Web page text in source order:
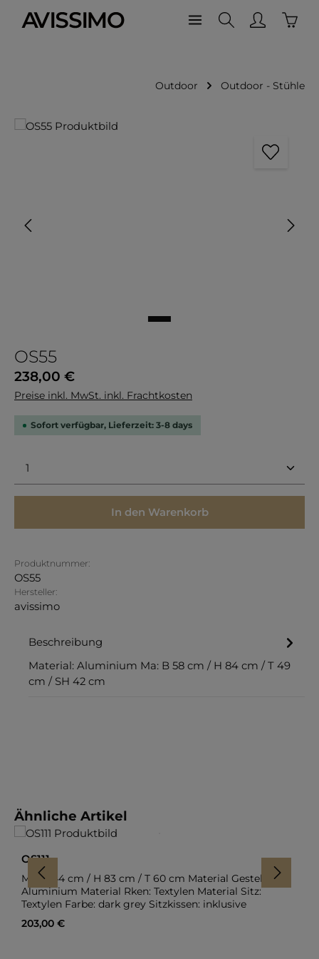
Zum Hauptinhalt springen
Outdoor Outdoor - Stühle
Bildergalerie überspringen
OS55
Regulärer Preis:
238,00 €
Preise inkl. MwSt. inkl. Frachtkosten
Sofort verfügbar, Lieferzeit: 3-8 days
Produkt Anzahl: Gib den gewünschten Wert
In den Warenkorb
Produktnummer:
OS55
Hersteller:
avissimo
Beschreibung
Material: Aluminium Ma: B 58 cm / H 84 cm / T 49
cm / SH 42 cm
Produktgalerie überspringen
Ähnliche Artikel
OS111
Ma: B 44 cm / H 83 cm / T 60 cm Material Gestell:
Aluminium Material Rken: Textylen Material Sitz:
Textylen Farbe: dark grey Sitzkissen: inklusive
Regulärer Preis:
203,00 €